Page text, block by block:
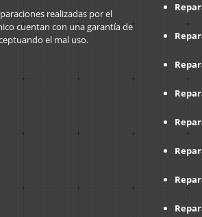
realizadas por el
cuentan con una garantía de
el mal uso.